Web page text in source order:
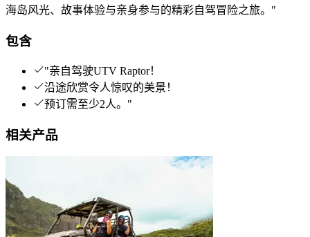
海岛风光、故事体验与亲身参与的精彩自驾冒险之旅。"
包含
"亲自驾驶UTV Raptor！
沿途欣赏令人惊叹的美景！
预订需至少2人。"
相关产品